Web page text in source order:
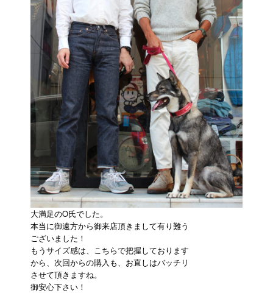
大満足のO氏でした。
本当に御遠方から御来店頂きまして有り難う
ございました！
もうサイズ感は、こちらで把握しております
から、次回からの購入も、お直しはバッチリ
させて頂きますね。
御安心下さい！